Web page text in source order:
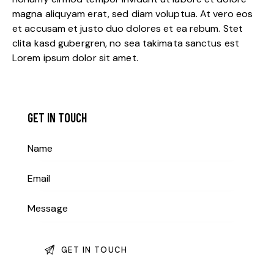
magna aliquyam erat, sed diam voluptua. At vero eos
et accusam et justo duo dolores et ea rebum. Stet
clita kasd gubergren, no sea takimata sanctus est
Lorem ipsum dolor sit amet.
GET IN TOUCH